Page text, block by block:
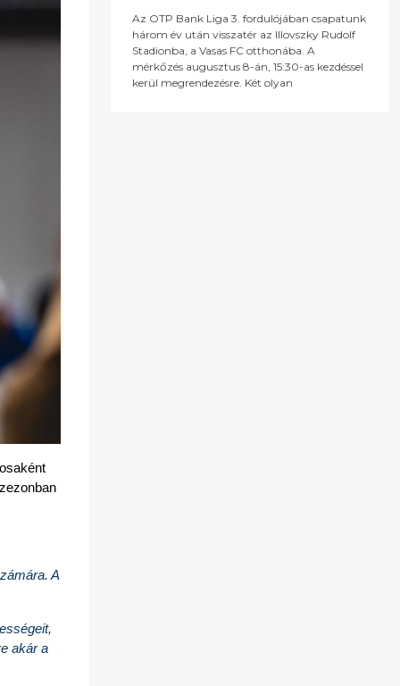
A
akár a
Az OTP Bank Liga 3. fordulójában csapatunk
három év után visszatér az Illovszky Rudolf
Stadionba, a Vasas FC otthonába. A
mérkőzés augusztus 8-án, 15:30-as kezdéssel
kerül megrendezésre. Két olyan